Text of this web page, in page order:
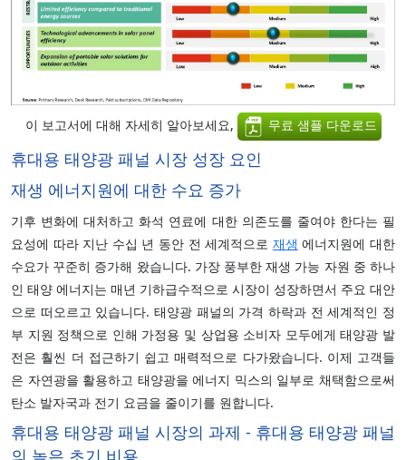
이 보고서에 대해 자세히 알아보세요, 무료 샘플 다운로드
휴대용 태양광 패널 시장 성장 요인
재생 에너지원에 대한 수요 증가
기후 변화에 대처하고 화석 연료에 대한 의존도를 줄여야 한다는 필
요성에 따라 지난 수십 년 동안 전 세계적으로 재생 에너지원에 대한
수요가 꾸준히 증가해 왔습니다. 가장 풍부한 재생 가능 자원 중 하나
인 태양 에너지는 매년 기하급수적으로 시장이 성장하면서 주요 대안
으로 떠오르고 있습니다. 태양광 패널의 가격 하락과 전 세계적인 정
부 지원 정책으로 인해 가정용 및 상업용 소비자 모두에게 태양광 발
전은 훨씬 더 접근하기 쉽고 매력적으로 다가왔습니다. 이제 고객들
은 자연광을 활용하고 태양광을 에너지 믹스의 일부로 채택함으로써
탄소 발자국과 전기 요금을 줄이기를 원합니다.
휴대용 태양광 패널 시장의 과제 - 휴대용 태양광 패널
의 높은 초기 비용